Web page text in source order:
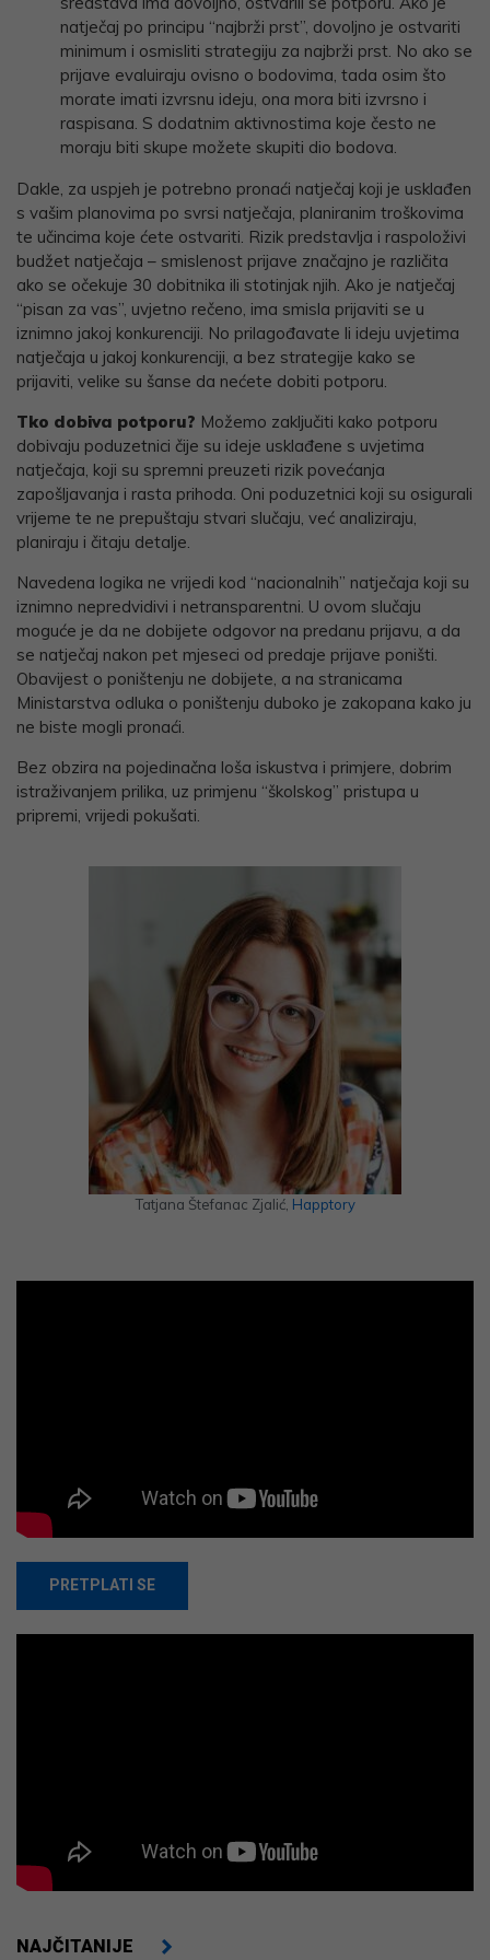
natječaj po principu “najbrži prst”, dovoljno je ostvariti
minimum i osmisliti strategiju za najbrži prst. No ako se
prijave evaluiraju ovisno o bodovima, tada osim što
morate imati izvrsnu ideju, ona mora biti izvrsno i
raspisana. S dodatnim aktivnostima koje često ne
moraju biti skupe možete skupiti dio bodova.
Dakle, za uspjeh je potrebno pronaći natječaj koji je usklađen
s vašim planovima po svrsi natječaja, planiranim troškovima
te učincima koje ćete ostvariti. Rizik predstavlja i raspoloživi
budžet natječaja – smislenost prijave značajno je različita
ako se očekuje 30 dobitnika ili stotinjak njih. Ako je natječaj
“pisan za vas”, uvjetno rečeno, ima smisla prijaviti se u
iznimno jakoj konkurenciji. No prilagođavate li ideju uvjetima
natječaja u jakoj konkurenciji, a bez strategije kako se
prijaviti, velike su šanse da nećete dobiti potporu.
Tko dobiva potporu? Možemo zaključiti kako potporu
dobivaju poduzetnici čije su ideje usklađene s uvjetima
natječaja, koji su spremni preuzeti rizik povećanja
zapošljavanja i rasta prihoda. Oni poduzetnici koji su osigurali
vrijeme te ne prepuštaju stvari slučaju, već analiziraju,
planiraju i čitaju detalje.
Navedena logika ne vrijedi kod “nacionalnih” natječaja koji su
iznimno nepredvidivi i netransparentni. U ovom slučaju
moguće je da ne dobijete odgovor na predanu prijavu, a da
se natječaj nakon pet mjeseci od predaje prijave poništi.
Obavijest o poništenju ne dobijete, a na stranicama
Ministarstva odluka o poništenju duboko je zakopana kako ju
ne biste mogli pronaći.
Bez obzira na pojedinačna loša iskustva i primjere, dobrim
istraživanjem prilika, uz primjenu “školskog” pristupa u
pripremi, vrijedi pokušati.
Tatjana Štefanac Zjalić, Happtory
PRETPLATI SE
NAJČITANIJE